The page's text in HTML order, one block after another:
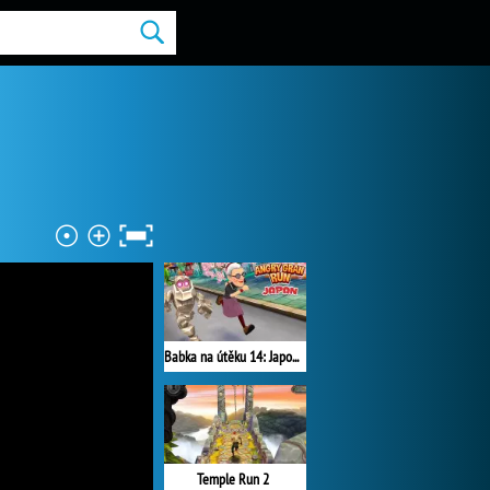
Babka na útěku 14: Japonsko
Temple Run 2